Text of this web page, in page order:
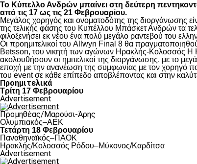
Το Κύπελλο Ανδρών μπαίνει στη δεύτερη
από τις 17 ως τις 21 Φεβρουαρίου.
Μεγάλος χορηγός και ονοματοδότης της διοργάνωσης
της τελικής φάσης του Κυπέλλου Μπάσκετ Ανδρών τα
φιλοξενήσει εκ νέου ένα πολύ μεγάλο ραντεβού του
Οι προημιτελικοί του Allwyn Final 8 θα
Betsson, του νικητή των αγώνων Ηρακλής-Κολοσσός
ακολουθήσουν οι ημιτελικοί της διοργάνωσης, με το
εποχή με την ανανέωση της συμφωνίας με τον χορηγό
του event σε κάθε επίπεδο αποβλέποντας και στην
Προημιτελικά
Τρίτη 17 Φεβρουαρίου
Advertisement
Προμηθέας/Μαρούσι-Άρης
Ολυμπιακός–ΑΕΚ
Τετάρτη 18 Φεβρουαρίου
Παναθηναϊκός–ΠΑΟΚ
Hρακλής/Κολοσσός Ρόδου–Μύκονος/Καρδίτσα
Advertisement